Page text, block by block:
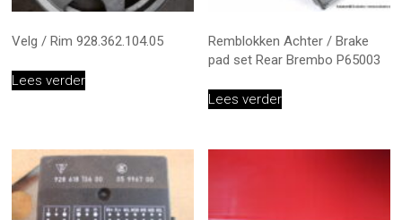
Velg / Rim 928.362.104.05
Lees verder
Remblokken Achter / Brake
pad set Rear Brembo P65003
Lees verder